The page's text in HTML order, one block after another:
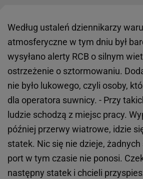
Według ustaleń dziennikarzy
atmosferyczne w tym dniu był
wysyłano alerty RCB o silnym
ostrzeżenie o sztormowaniu.
nie było lukowego, czyli osoby,
dla operatora suwnicy. - Przy
ludzie schodzą z miejsc pracy.
później przerwy wiatrowe, idzie
statek. Nic się nie dzieje,
port w tym czasie nie ponosi.
następny statek i chcieli